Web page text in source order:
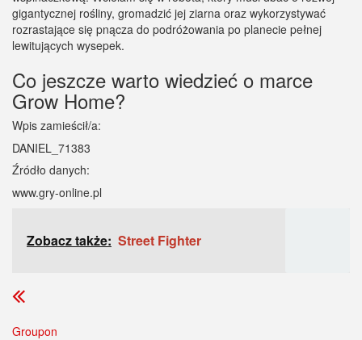
gigantycznej rośliny, gromadzić jej ziarna oraz wykorzystywać
rozrastające się pnącza do podróżowania po planecie pełnej
lewitujących wysepek.
Co jeszcze warto wiedzieć o marce
Grow Home?
Wpis zamieścił/a:
DANIEL_71383
Źródło danych:
www.gry-online.pl
Zobacz także: Street Fighter
Groupon